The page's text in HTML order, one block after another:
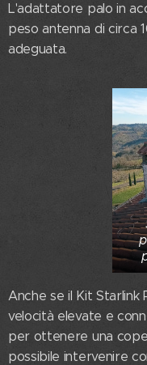
L'adattatore palo in
peso antenna di circa
adeguata.
Anche se il Kit
velocità elevate e
per ottenere una
possibile intervenire